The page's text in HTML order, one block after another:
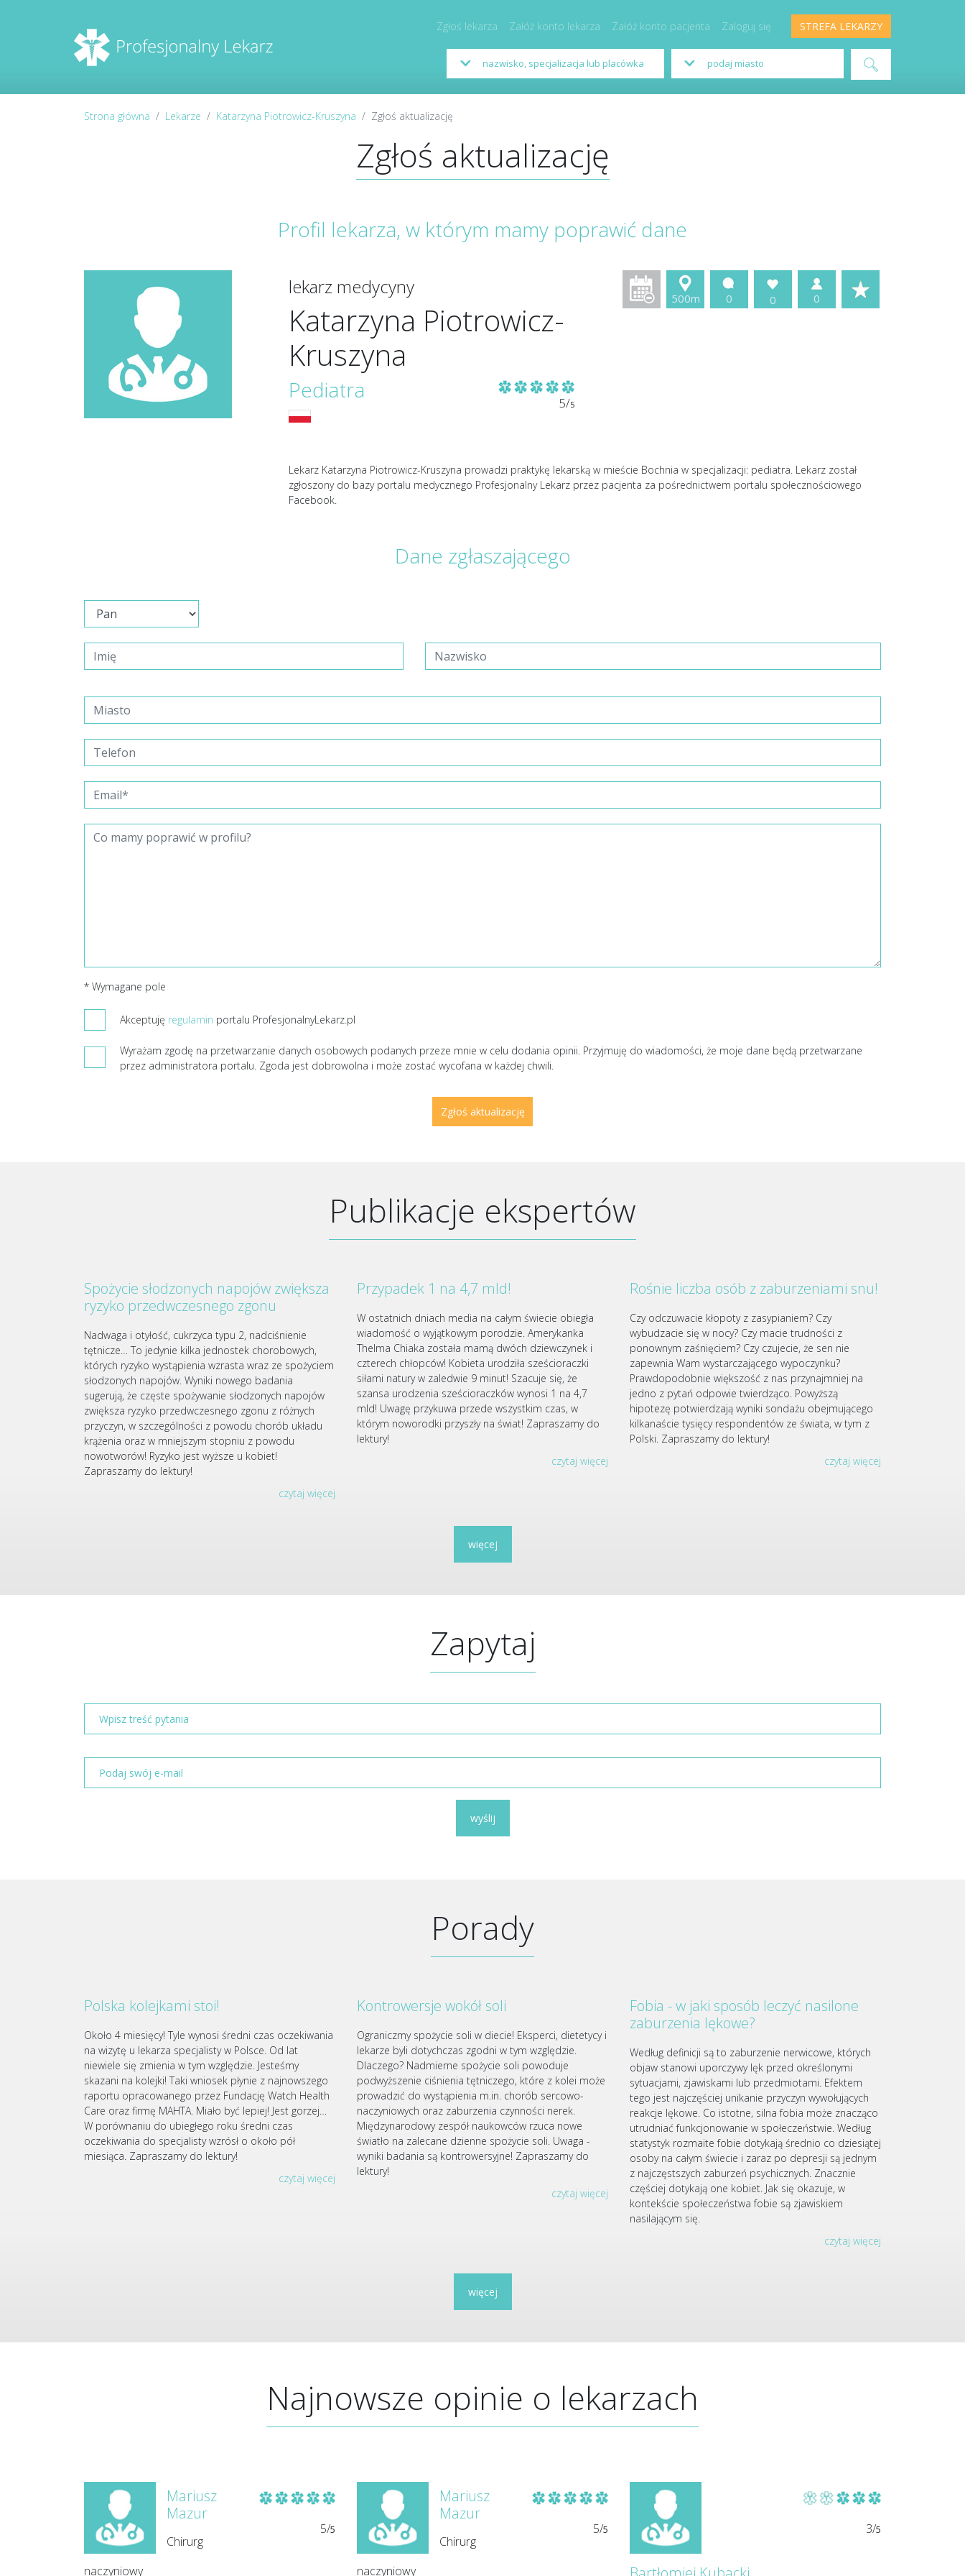
Zgłoś lekarza Załóż konto lekarza Załóż konto pacjenta Zaloguj się STREFA LEKARZY
Strona główna Lekarze Katarzyna Piotrowicz-Kruszyna Zgłoś aktualizację
Zgłoś aktualizację
Profil lekarza, w którym mamy poprawić dane
lekarz medycyny
Katarzyna Piotrowicz-
Kruszyna
Pediatra 5/5
500m 0 0 0
Lekarz Katarzyna Piotrowicz-Kruszyna prowadzi praktykę lekarską w mieście Bochnia w specjalizacji: pediatra. Lekarz został
zgłoszony do bazy portalu medycznego Profesjonalny Lekarz przez pacjenta za pośrednictwem portalu społecznościowego
Facebook.
Dane zgłaszającego
* Wymagane pole
Akceptuję regulamin portalu ProfesjonalnyLekarz.pl
Wyrażam zgodę na przetwarzanie danych osobowych podanych przeze mnie w celu dodania opinii. Przyjmuję do wiadomości, że moje dane będą przetwarzane
przez administratora portalu. Zgoda jest dobrowolna i może zostać wycofana w każdej chwili.
Publikacje ekspertów
Spożycie słodzonych napojów zwiększa
ryzyko przedwczesnego zgonu
Nadwaga i otyłość, cukrzyca typu 2, nadciśnienie
tętnicze… To jedynie kilka jednostek chorobowych,
których ryzyko wystąpienia wzrasta wraz ze spożyciem
słodzonych napojów. Wyniki nowego badania
sugerują, że częste spożywanie słodzonych napojów
zwiększa ryzyko przedwczesnego zgonu z różnych
przyczyn, w szczególności z powodu chorób układu
krążenia oraz w mniejszym stopniu z powodu
nowotworów! Ryzyko jest wyższe u kobiet!
Zapraszamy do lektury!
czytaj więcej
Przypadek 1 na 4,7 mld!
W ostatnich dniach media na całym świecie obiegła
wiadomość o wyjątkowym porodzie. Amerykanka
Thelma Chiaka została mamą dwóch dziewczynek i
czterech chłopców! Kobieta urodziła sześcioraczki
siłami natury w zaledwie 9 minut! Szacuje się, że
szansa urodzenia sześcioraczków wynosi 1 na 4,7
mld! Uwagę przykuwa przede wszystkim czas, w
którym noworodki przyszły na świat! Zapraszamy do
lektury!
czytaj więcej
Rośnie liczba osób z zaburzeniami snu!
Czy odczuwacie kłopoty z zasypianiem? Czy
wybudzacie się w nocy? Czy macie trudności z
ponownym zaśnięciem? Czy czujecie, że sen nie
zapewnia Wam wystarczającego wypoczynku?
Prawdopodobnie większość z nas przynajmniej na
jedno z pytań odpowie twierdząco. Powyższą
hipotezę potwierdzają wyniki sondażu obejmującego
kilkanaście tysięcy respondentów ze świata, w tym z
Polski. Zapraszamy do lektury!
czytaj więcej
więcej
Zapytaj
wyślij
Porady
Polska kolejkami stoi!
Około 4 miesięcy! Tyle wynosi średni czas oczekiwania
na wizytę u lekarza specjalisty w Polsce. Od lat
niewiele się zmienia w tym względzie. Jesteśmy
skazani na kolejki! Taki wniosek płynie z najnowszego
raportu opracowanego przez Fundację Watch Health
Care oraz firmę MAHTA. Miało być lepiej! Jest gorzej…
W porównaniu do ubiegłego roku średni czas
oczekiwania do specjalisty wzrósł o około pół
miesiąca. Zapraszamy do lektury!
czytaj więcej
Kontrowersje wokół soli
Ograniczmy spożycie soli w diecie! Eksperci, dietetycy i
lekarze byli dotychczas zgodni w tym względzie.
Dlaczego? Nadmierne spożycie soli powoduje
podwyższenie ciśnienia tętniczego, które z kolei może
prowadzić do wystąpienia m.in. chorób sercowo-
naczyniowych oraz zaburzenia czynności nerek.
Międzynarodowy zespół naukowców rzuca nowe
światło na zalecane dzienne spożycie soli. Uwaga -
wyniki badania są kontrowersyjne! Zapraszamy do
lektury!
czytaj więcej
Fobia - w jaki sposób leczyć nasilone
zaburzenia lękowe?
Według definicji są to zaburzenie nerwicowe, których
objaw stanowi uporczywy lęk przed określonymi
sytuacjami, zjawiskami lub przedmiotami. Efektem
tego jest najczęściej unikanie przyczyn wywołujących
reakcje lękowe. Co istotne, silna fobia może znacząco
utrudniać funkcjonowanie w społeczeństwie. Według
statystyk rozmaite fobie dotykają średnio co dziesiątej
osoby na całym świecie i zaraz po depresji są jednym
z najczęstszych zaburzeń psychicznych. Znacznie
częściej dotykają one kobiet. Jak się okazuje, w
kontekście społeczeństwa fobie są zjawiskiem
nasilającym się.
czytaj więcej
więcej
Najnowsze opinie o lekarzach
Mariusz
Mazur
Chirurg
naczyniowy
5/5
Mariusz
Mazur
Chirurg
naczyniowy
5/5 3/5